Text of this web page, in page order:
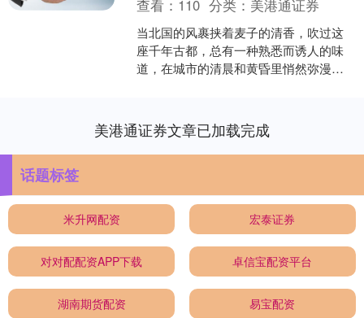
查看： 110 分类： 美港通证券
当北国的风裹挟着麦子的清香，吹过这
座千年古都，总有一种熟悉而诱人的味
道，在城市的清晨和黄昏里悄然弥漫。
美港通证券文章已加载完成
话题标签
米升网配资 宏泰证券
对对配配资APP下载 卓信宝配资平台
湖南期货配资 易宝配资